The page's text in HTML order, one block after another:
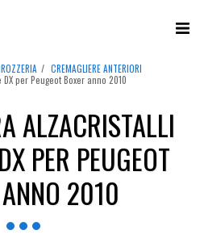
CREMAGLIERE ANTERIORI
per Peugeot Boxer anno 2010
ALZACRISTALLI
PER PEUGEOT
2010